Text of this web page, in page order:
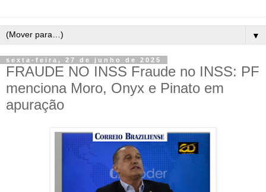
▼
sexta-feira, 27 de junho de 2025
FRAUDE NO INSS Fraude no INSS: PF
menciona Moro, Onyx e Pinato em
apuração